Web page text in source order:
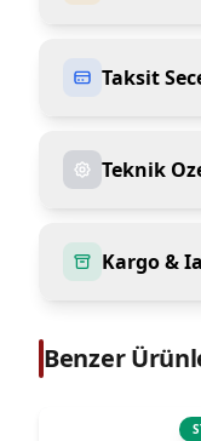
Taksit
Teknik
Kargo &
Benzer